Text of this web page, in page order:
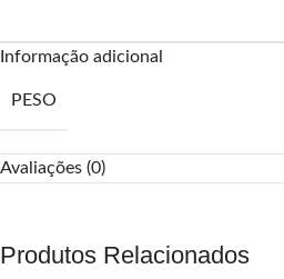
Informação adicional
PESO
Avaliações (0)
Produtos Relacionados